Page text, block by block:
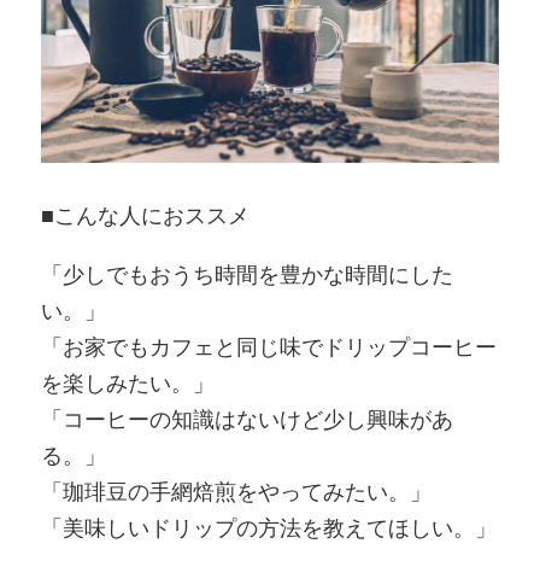
■こんな人におススメ
「少しでもおうち時間を豊かな時間にした
い。」
「お家でもカフェと同じ味でドリップコーヒー
を楽しみたい。」
「コーヒーの知識はないけど少し興味があ
る。」
「珈琲豆の手網焙煎をやってみたい。」
「美味しいドリップの方法を教えてほしい。」